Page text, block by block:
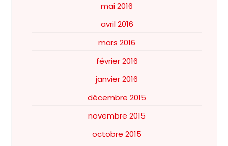
mai 2016
avril 2016
mars 2016
février 2016
janvier 2016
décembre 2015
novembre 2015
octobre 2015